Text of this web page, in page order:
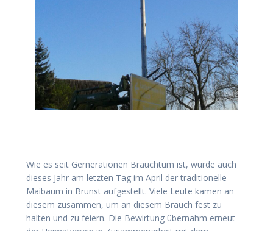
Wie es seit Gernerationen Brauchtum ist, wurde auch
dieses Jahr am letzten Tag im April der traditionelle
Maibaum in Brunst aufgestellt. Viele Leute kamen an
diesem zusammen, um an diesem Brauch fest zu
halten und zu feiern. Die Bewirtung übernahm erneut